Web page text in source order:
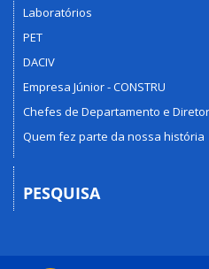
Laboratórios
PET
DACIV
Empresa Júnior - CONSTRU
Chefes de Departamento e
Quem fez parte da nossa história
PESQUISA